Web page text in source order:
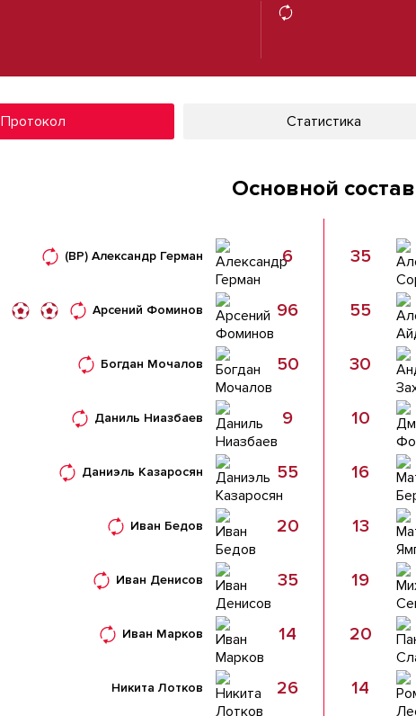
Протокол Статистика
Основной состав
Александр Герман
(ВР) 6
Арсений Фоминов 96
Богдан Мочалов 50
Даниль Ниазбаев 9
Даниэль Казаросян 55
Иван Бедов 20
Иван Денисов 35
Иван Марков 14
Никита Лотков 26
35
55
30
10
16
13
19
20
14